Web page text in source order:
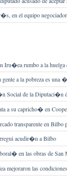
en el equipo
Iru�ea rumbo a la huelga
gente a la pobreza es
Social de la Diputaci�n
a su capricho� en
transparente en Bilbo
acudir�n a Bilbo
en las obras de San
mejoraron las